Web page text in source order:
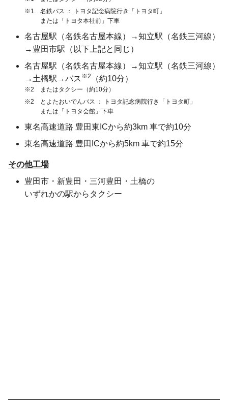
※1
名鉄バス
トヨタ記念病院行き「トヨタ町」
または「トヨタ本社前」下車
名古屋駅（名鉄名古屋本線）
→知立駅（名鉄三河線）
→豊田市駅（以下上記と同じ）
名古屋駅（名鉄名古屋本線）
→知立駅（名鉄三河線）
→土橋駅 →バス ※2 （約10分）
※2
またはタクシー（約10分）
※2
とよたおいでんバス
トヨタ記念病院行き「トヨタ町」
または「トヨタ会館」下車
東名高速道路 豊田東ICから約3km 車で約10分
東名高速道路 豊田ICから約5km 車で約15分
その他工場
豊田市・新豊田・三河豊田・土橋の
いずれかの駅からタクシー